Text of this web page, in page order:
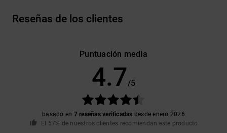
Reseñas de los clientes
Puntuación media
4.7 /5
basado en 7 reseñas verificadas desde enero 2026
El 57% de nuestros clientes recomiendan este producto